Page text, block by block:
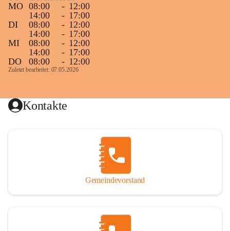
MO 08:00 - 12:00
14:00
- 17:00
DI
08:00 - 12:00
14:00
- 17:00
MI
08:00 - 12:00
14:00
- 17:00
DO
08:00 - 12:00
Zuletzt bearbeitet: 07.05.2026
Kontakte
Gemeindevorstand